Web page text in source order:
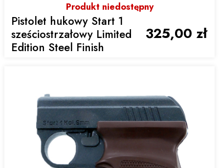
Produkt niedostępny
Pistolet hukowy Start 1
sześciostrzałowy Limited
Edition Steel Finish
325,00 zł